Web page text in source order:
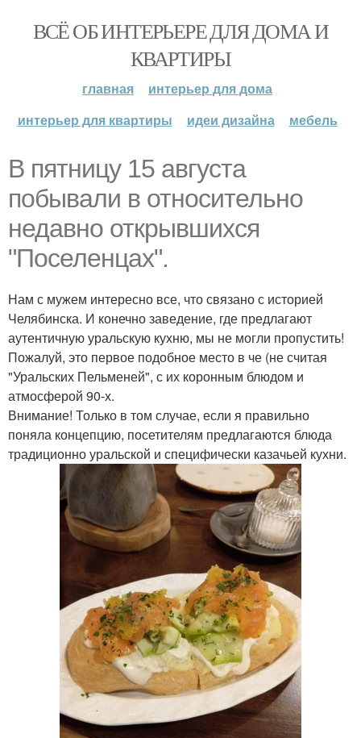
ВСЁ ОБ ИНТЕРЬЕРЕ ДЛЯ ДОМА И
КВАРТИРЫ
главная
интерьер для дома
интерьер для квартиры
идеи дизайна мебель
В пятницу 15 августа
побывали в относительно
недавно открывшихся
"Поселенцах".
Нам с мужем интересно все, что связано с историей
Челябинска. И конечно заведение, где предлагают
аутентичную уральскую кухню, мы не могли пропустить!
Пожалуй, это первое подобное место в че (не считая
"Уральских Пельменей", с их коронным блюдом и
атмосферой 90-х.
Внимание! Только в том случае, если я правильно
поняла концепцию, посетителям предлагаются блюда
традиционно уральской и специфически казачьей кухни.